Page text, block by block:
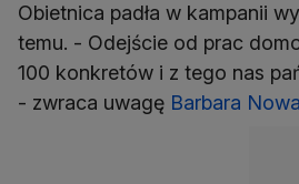
Obietnica padła w kampanii
temu. - Odejście od prac
100 konkretów i z tego nas
- zwraca uwagę Barbara